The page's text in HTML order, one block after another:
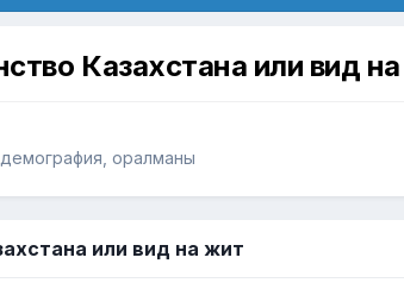
Казахстана или вид
оралманы
или вид на жит